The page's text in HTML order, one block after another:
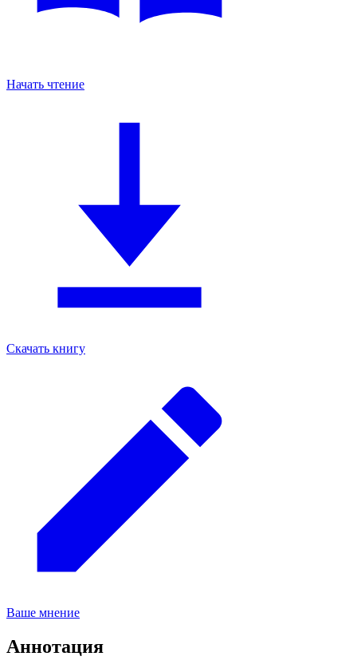
Начать чтение
Скачать книгу
Ваше мнение
Аннотация